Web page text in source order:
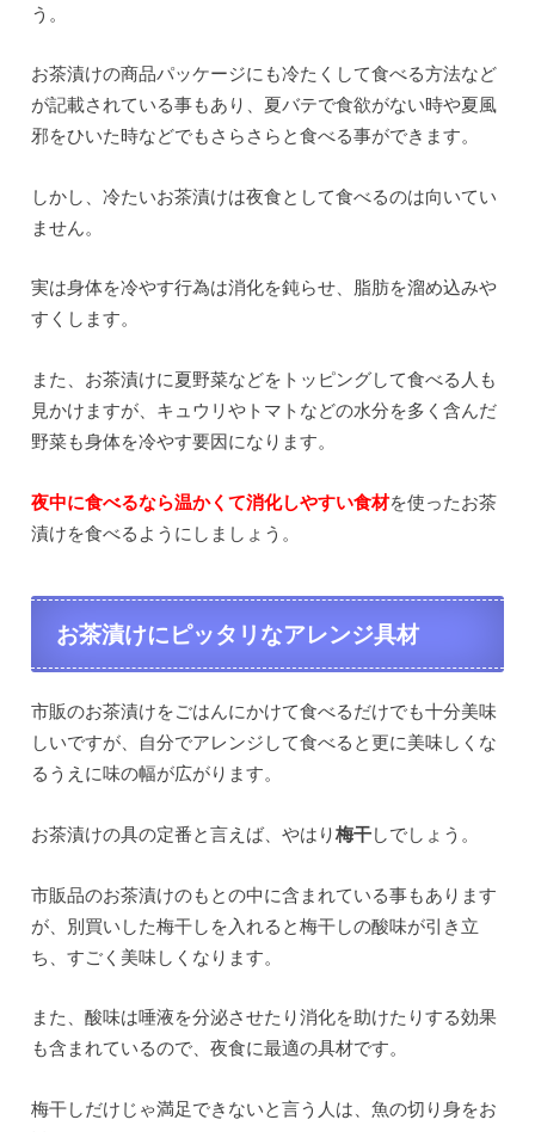
う。
お茶漬けの商品パッケージにも冷たくして食べる方法など
が記載されている事もあり、夏バテで食欲がない時や夏風
邪をひいた時などでもさらさらと食べる事ができます。
しかし、冷たいお茶漬けは夜食として食べるのは向いてい
ません。
実は身体を冷やす行為は消化を鈍らせ、脂肪を溜め込みや
すくします。
また、お茶漬けに夏野菜などをトッピングして食べる人も
見かけますが、キュウリやトマトなどの水分を多く含んだ
野菜も身体を冷やす要因になります。
夜中に食べるなら温かくて消化しやすい食材を使ったお茶
漬けを食べるようにしましょう。
お茶漬けにピッタリなアレンジ具材
市販のお茶漬けをごはんにかけて食べるだけでも十分美味
しいですが、自分でアレンジして食べると更に美味しくな
るうえに味の幅が広がります。
お茶漬けの具の定番と言えば、やはり梅干しでしょう。
市販品のお茶漬けのもとの中に含まれている事もあります
が、別買いした梅干しを入れると梅干しの酸味が引き立
ち、すごく美味しくなります。
また、酸味は唾液を分泌させたり消化を助けたりする効果
も含まれているので、夜食に最適の具材です。
梅干しだけじゃ満足できないと言う人は、魚の切り身をお